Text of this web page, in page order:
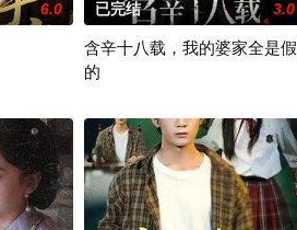
6.0 已完结 3.0
含辛十八载，我的婆家全是假
的